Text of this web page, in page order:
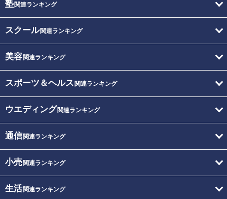
塾関連ランキング
スクール関連ランキング
美容関連ランキング
スポーツ＆ヘルス 関連ランキング
ウエディング関連ランキング
通信関連ランキング
小売関連ランキング
生活関連ランキング